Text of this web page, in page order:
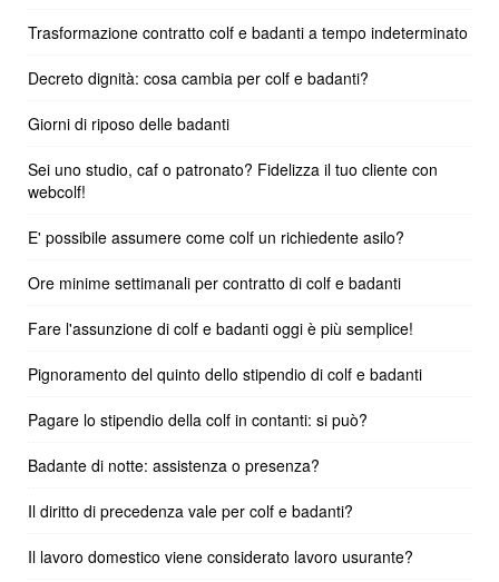
Trasformazione contratto colf e badanti a tempo indeterminato
Decreto dignità: cosa cambia per colf e badanti?
Giorni di riposo delle badanti
Sei uno studio, caf o patronato? Fidelizza il tuo cliente con
webcolf!
E' possibile assumere come colf un richiedente asilo?
Ore minime settimanali per contratto di colf e badanti
Fare l'assunzione di colf e badanti oggi è più semplice!
Pignoramento del quinto dello stipendio di colf e badanti
Pagare lo stipendio della colf in contanti: si può?
Badante di notte: assistenza o presenza?
Il diritto di precedenza vale per colf e badanti?
Il lavoro domestico viene considerato lavoro usurante?